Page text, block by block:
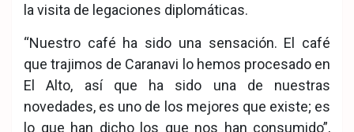
la visita de legaciones diplomáticas.
“Nuestro café ha sido una sensación. El café
que trajimos de Caranavi lo hemos procesado en
El Alto, así que ha sido una de nuestras
novedades, es uno de los mejores que existe; es
lo que han dicho los que nos han consumido”,